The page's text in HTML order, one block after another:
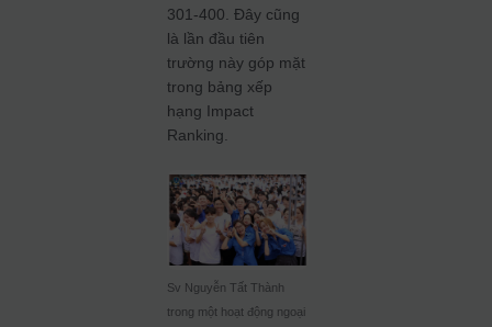
301-400. Đây cũng
là lần đầu tiên
trường này góp mặt
trong bảng xếp
hạng Impact
Ranking.
Sv Nguyễn Tất Thành
trong một hoạt động ngoại